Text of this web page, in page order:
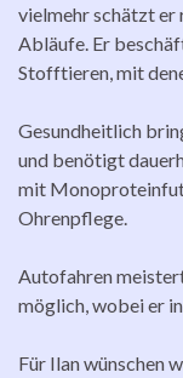
vielmehr schätzt er
Abläufe. Er
Stofftieren, mit
Gesundheitlich
und benötigt
mit
Ohrenpflege.
Autofahren
möglich, wobei er
Für Ilan wünschen